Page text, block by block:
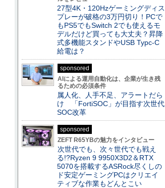
27型4K・120Hzゲーミングディス
プレーが破格の3万円切り！PCで
もPS5でもSwitch 2でも使えるモ
デルだけど買っても大丈夫？昇降
式多機能スタンドやUSB Typc-C
給電は？
sponsored
AIによる運用自動化は、企業が生き残
るための必須条件
属人化、人手不足、アラートだら
け 「FortiSOC」が目指す次世代
SOC改革
sponsored
ZEFT R65YBの魅力をインタビュー
次世代でも、次々世代でも戦え
る!?Ryzen 9 9950X3D2＆RTX
5070を搭載するASRock尽くしの
ド安定ゲーミングPCはクリエイ
ティブな作業もどんとこい